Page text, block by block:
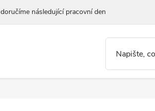
doručíme následující pracovní den